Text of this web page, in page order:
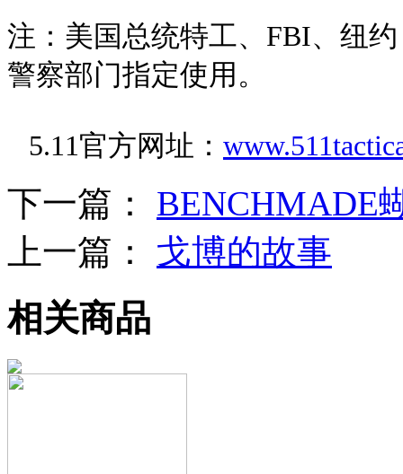
注：美国总统特工、FBI、纽
警察部门指定使用。
5.11官方网址：
下一篇： BENCHMADE
上一篇： 戈博的故事
相关商品